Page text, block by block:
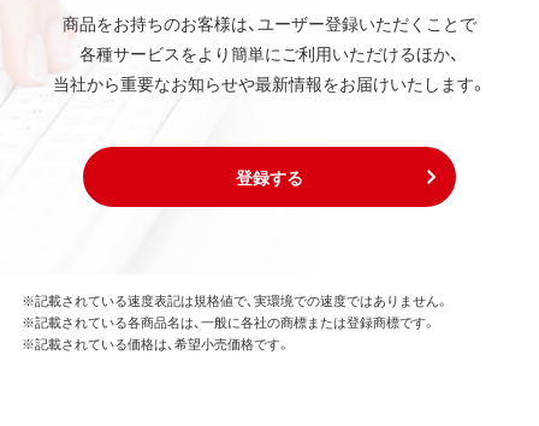
商品をお持ちのお客様は、ユーザー登録いただくことで
各種サービスをより簡単にご利用いただけるほか、
当社から重要なお知らせや最新情報をお届けいたします。
登録する
※記載されている速度表記は規格値で、実環境での速度ではありません。
※記載されている各商品名は、一般に各社の商標または登録商標です。
※記載されている価格は、希望小売価格です。